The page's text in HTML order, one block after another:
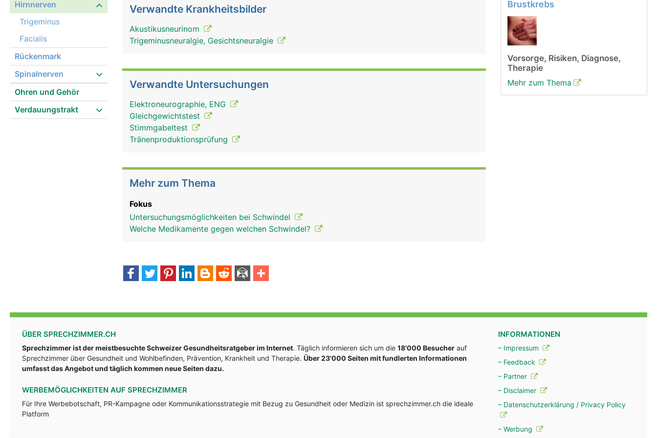
Hirnnerven
Trigeminus
Facialis
Rückenmark
Spinalnerven
Ohren und Gehör
Verdauungstrakt
Hirnnerven Frau
Verwandte Krankheitsbilder
Akustikusneurinom
Trigeminusneuralgie, Gesichtsneuralgie
Verwandte Untersuchungen
Elektroneurographie, ENG
Gleichgewichtstest
Stimmgabeltest
Tränenproduktionsprüfung
Mehr zum Thema
Fokus
Untersuchungsmöglichkeiten bei Schwindel
Welche Medikamente gegen welchen Schwindel?
Brustkrebs
Vorsorge, Risiken, Diagnose,
Therapie
Mehr zum Thema
ÜBER SPRECHZIMMER.CH
Sprechzimmer ist der meistbesuchte Schweizer Gesundheitsratgeber im Internet. Täglich informieren sich um die 18'000 Besucher auf
Sprechzimmer über Gesundheit und Wohlbefinden, Prävention, Krankheit und Therapie. Über 23'000 Seiten mit fundlerten Informationen
umfasst das Angebot und täglich kommen neue Seiten dazu.
WERBEMÖGLICHKEITEN AUF SPRECHZIMMER
Für Ihre Werbebotschaft, PR-Kampagne oder Kommunikationsstrategie mit Bezug zu Gesundheit oder Medizin ist sprechzimmer.ch die ideale
Platform
INFORMATIONEN
– Impressum
– Feedback
– Partner
– Disclaimer
– Datenschutzerklärung / Privacy Policy
– Werbung